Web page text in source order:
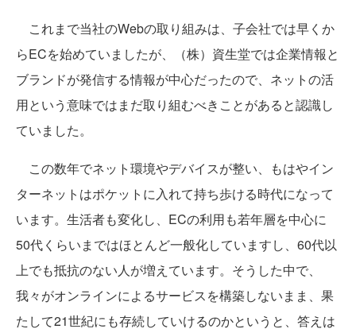
これまで当社のWebの取り組みは、子会社では早くか
らECを始めていましたが、（株）資生堂では企業情報と
ブランドが発信する情報が中心だったので、ネットの活
用という意味ではまだ取り組むべきことがあると認識し
ていました。
この数年でネット環境やデバイスが整い、もはやイン
ターネットはポケットに入れて持ち歩ける時代になって
います。生活者も変化し、ECの利用も若年層を中心に
50代くらいまではほとんど一般化していますし、60代以
上でも抵抗のない人が増えています。そうした中で、
我々がオンラインによるサービスを構築しないまま、果
たして21世紀にも存続していけるのかというと、答えは